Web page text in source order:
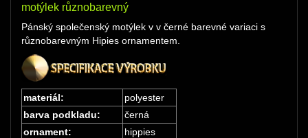
motýlek různobarevný
Pánský společenský motýlek v v černé barevné variaci s
různobarevným Hipies ornamentem.
materiál:
polyester
barva podkladu:
černá
ornament:
hippies